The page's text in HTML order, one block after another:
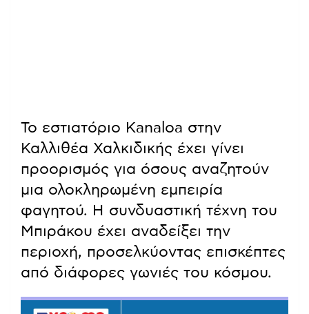
Το εστιατόριο Kanaloa στην
Καλλιθέα Χαλκιδικής έχει γίνει
προορισμός για όσους αναζητούν
μια ολοκληρωμένη εμπειρία
φαγητού. Η συνδυαστική τέχνη του
Μπιράκου έχει αναδείξει την
περιοχή, προσελκύοντας επισκέπτες
από διάφορες γωνιές του κόσμου.